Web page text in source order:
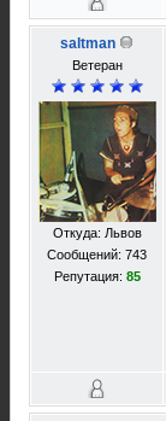
saltman
Ветеран
Откуда: Львов
Сообщений: 743
Репутация: 85